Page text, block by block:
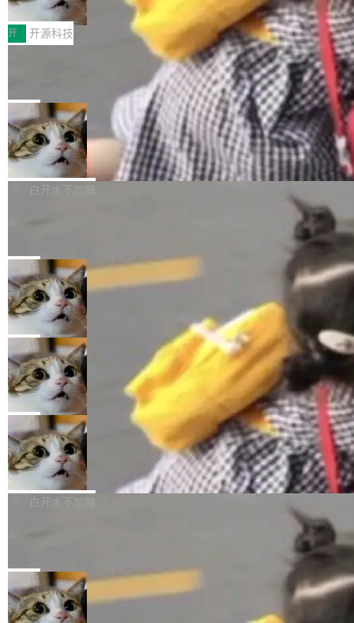
和销毁都太重了。一个 Agent 要执行的任务可能
只需要几毫秒的 CPU 时间，但容器从冷启动到
就绪要花数秒。如果未来有十...
函，也没选择庭外沉默。它在官网贴了一篇博
文，标题只有六个字：Apple is getting this wro
ng。 然后，它把邮件往来和 iMessage 聊天记
录全贴了出来。 他发错人了 苹果外部律师 Gabr
iel Gross 来自 Weil 律所，2 月 23 日下午 5:53
给 OpenAI 总法律顾问 Che Chang 发了封邮
件，附了一封长信，要求 OpenAI 配合调查前苹
果员工带走机密信...
ddy鸿蒙PC版，说话就能干活的AI办公
搭子
全能AI工作台WorkBuddy鸿蒙PC版上架HUAWE
I MatePad Edge应用市场，直接下载即可使
用，与鸿蒙电脑上的体验一致。值得一提的是，
这是目前市面上唯一支持平板接入WorkBuddy P
C版的产品，搭载“人机双写”重磅功能——你写
你的，AI写AI的，同屏协作互不干扰。一句话让
AI帮你干活，现在开启全新体验！ 温馨提示：
体验WorkBuddy鸿蒙PC版前，请将 HUAWEI M
atePad Edge 升级至 HarmonyOS 6.1.0.135S
P9 patch03及以上版本。 *升级路径：设置 > 搜
开 开源科技
FFmpeg 9.0 发布：代号“Lei”，以此纪
全球知名开源多媒体框架 FFmpeg 今天正式发
布了 9.0 版本。这个版本除了带来新一代音视频
处理能力和硬件加速支持之外，还有一个特殊之
处：FFmpeg 9.0 的代号是“Lei”。 这个名字，
来自中国开发者雷霄骅（Lei Xiaohua）。 对于
很多中国音视频开发者而言，这个名字并不陌
“启蒙老师”。 而今年，恰好是雷霄骅离世十周
年。FFmpeg 社区最终选择用一个大版本的名
字，留下了这份纪念。 雷霄骅曾是中国传媒大学
数字电视技术方向的博士生，长期从事视频、音
频技...
局
亚马逊成本失控：AI 写代码烧掉 1215
万元，超预算 860%
外媒近日曝光了亚马逊的多份内部报告显示，AI
导致公司在多个项目上超支。《金融时报》报道
编写程序，目标是完成电商平台作者信息与商品
列表的数据匹配 —— 一项常规的数据处理任
务，最终却产生了 180 万美元的账单，实际支出
超出原定预算 860%。 更令人意外的是，该项目
最终并未成功落地，而高额算力消耗持续运行长
达 5 个月，公司直到财务对账时才察觉异常。这
意味着一个无人看管的 AI 程序，在近半年时间
里日夜不停地"烧钱"。 复盘显示，...
白开水不加糖
e CEO Clément Delangue 在 CNBC 的采访里
没有拐弯抹角。他说中国正在赢得 AI 竞赛，而
且按目前的速度，中国 AI 工具预计在今年底或
2027 年就能追上美国前沿实验室的水平。 Dela
ngue 把原因归结为一件事：开放协作。中国的
AI 开发者在一个共享和协作的生态里加速迭代，
而美国模型厂商在"闭门造车"。他的原话是 "buil
ding in silos"——各自为战，互不通气。 这个判
断从他嘴里说出来分量不同。Hugging Face 是
全球最大的开源 AI 平台，上面跑着上百万个模
型。谁在开源赛道上领先，...
局
当 AI agent 把源码变成了最好的扩展系
统，开发者工具必须开源
五年前，David Crawshaw 问过很多软件工程师
一个问题：你写过什么给自己用的程序？答案几
乎都是没有。工程师们整天用别人写的程序写程
序给别人用。偶尔有人自己写个博客系统、智能
家居控制、家庭实验室，都算稀奇事。 Crawsh
aw 是 Shelley 的作者，一个开源 AI coding age
nt。他最近在博客上写了一篇文章，核心论点很
简单：开发者工具必须开源。 理由不是传统的自
由软件情怀，而是一个跟 AI agent 直接相关的
技术判断。 两行 prompt 就能个性化任何软件 C
局
DeepSeek Harness 宣布内测邀请，全
网最大规模开源 Agent 路演现场诞生
一条内测招募帖，发出去的时候大概没人想到它
会变成一场开源 Agent 生态的路演。 8月1日，
DeepSeek Harness 团队负责人崔添翼（tiany
i）在 X 上发帖： 「如果你是 Agent Harness 相
关开源项目的开发者，希望参加 DeepSeek Har
ness 的内测，可以回复或私信联系我。请附上
Harness 负责把能力落到真实环境中——调用工
具、读写文件、管理上下文、处理错误、完成闭
环。崔添翼招人的标...
局
商汤 SenseNova U1.5-Lite-Preview
开源
商汤科技宣布面向社区开源轻量级统一多模态模
型的预览版本 SenseNova U1.5-Lite-Preview。
理解、推理、生成与编辑，还仅以 8B-MoT 的轻
量大小，将能力推进到4K、更精细的真实质感、
更复杂的视觉控制和可持续迭代编辑。 相比 U
白开水不加糖
nap。这次是 hwctl——一个用来检查 Ubuntu
硬件认证状态的命令行工具。 Canonical 工程师
Alan Griffiths 在邮件列表中说得很直白：「hwc
局
Dario Amodei 担心新人来 Anthropic